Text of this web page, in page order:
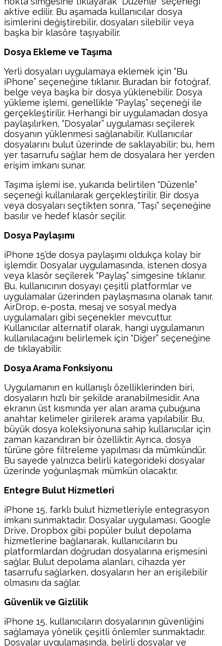
aktive edilir. Bu aşamada kullanıcılar dosya
isimlerini değiştirebilir, dosyaları silebilir veya
başka bir klasöre taşıyabilir.
Dosya Ekleme ve Taşıma
Yerli dosyaları uygulamaya eklemek için “Bu
iPhone” seçeneğine tıklanır. Buradan bir fotoğraf,
belge veya başka bir dosya yüklenebilir. Dosya
yükleme işlemi, genellikle “Paylaş” seçeneği ile
gerçekleştirilir. Herhangi bir uygulamadan dosya
paylaşılırken, “Dosyalar” uygulaması seçilerek
dosyanın yüklenmesi sağlanabilir. Kullanıcılar
dosyalarını bulut üzerinde de saklayabilir; bu, hem
yer tasarrufu sağlar hem de dosyalara her yerden
erişim imkanı sunar.
Taşıma işlemi ise, yukarıda belirtilen “Düzenle”
seçeneği kullanılarak gerçekleştirilir. Bir dosya
veya dosyaları seçtikten sonra, “Taşı” seçeneğine
basılır ve hedef klasör seçilir.
Dosya Paylaşımı
iPhone 15’de dosya paylaşımı oldukça kolay bir
işlemdir. Dosyalar uygulamasında, istenen dosya
veya klasör seçilerek “Paylaş” simgesine tıklanır.
Bu, kullanıcının dosyayı çeşitli platformlar ve
uygulamalar üzerinden paylaşmasına olanak tanır.
AirDrop, e-posta, mesaj ve sosyal medya
uygulamaları gibi seçenekler mevcuttur.
Kullanıcılar alternatif olarak, hangi uygulamanın
kullanılacağını belirlemek için “Diğer” seçeneğine
de tıklayabilir.
Dosya Arama Fonksiyonu
Uygulamanın en kullanışlı özelliklerinden biri,
dosyaların hızlı bir şekilde aranabilmesidir. Ana
ekranın üst kısmında yer alan arama çubuğuna
anahtar kelimeler girilerek arama yapılabilir. Bu,
büyük dosya koleksiyonuna sahip kullanıcılar için
zaman kazandıran bir özelliktir. Ayrıca, dosya
türüne göre filtreleme yapılması da mümkündür.
Bu sayede yalnızca belirli kategorideki dosyalar
üzerinde yoğunlaşmak mümkün olacaktır.
Entegre Bulut Hizmetleri
iPhone 15, farklı bulut hizmetleriyle entegrasyon
imkanı sunmaktadır. Dosyalar uygulaması, Google
Drive, Dropbox gibi popüler bulut depolama
hizmetlerine bağlanarak, kullanıcıların bu
platformlardan doğrudan dosyalarına erişmesini
sağlar. Bulut depolama alanları, cihazda yer
tasarrufu sağlarken, dosyaların her an erişilebilir
olmasını da sağlar.
Güvenlik ve Gizlilik
iPhone 15, kullanıcıların dosyalarının güvenliğini
sağlamaya yönelik çeşitli önlemler sunmaktadır.
Dosyalar uygulamasında, belirli dosyalar ve